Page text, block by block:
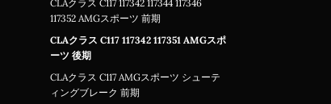
CLAクラス C117 117342 117344 117346
117352 AMGスポーツ 前期
CLAクラス C117 117342 117351 AMGスポ
ーツ 後期
CLAクラス C117 AMGスポーツ シューテ
ィングブレーク 前期